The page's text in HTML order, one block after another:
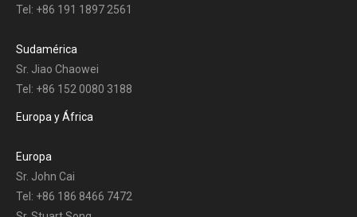
Tel: +86 191 1897 2561
Sudamérica
Sr. Jiao Chaowei
Tel: +86 152 0080 3188
Europa y África
Europa
Sr. John Cai
Tel: +86 186 8466 7472